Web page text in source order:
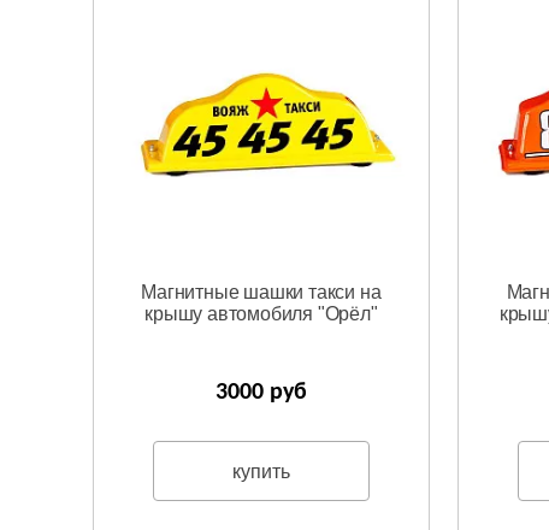
Магнитные шашки такси на
крышу автомобиля "Орёл"
3000 руб
купить